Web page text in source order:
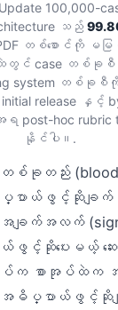
100,000-
သည်
တစ်စောင်ကို မ
ထဲတွင် case တစ်ခုစီ
system တစ်ခုစီကို
release နှင့်
post-hoc rubric
နိုင်ပါ။.
စ်ခုတည်း (blood
ာယ်ဖွင့်ဆိုချက် အမ
ချက်အလက်
ဖွင့်ဆိုပေးမယ့် ဆ
ပ်က စာအုပ်ထဲက
အဓိပ္ပာယ်ဖွင့်ဆို